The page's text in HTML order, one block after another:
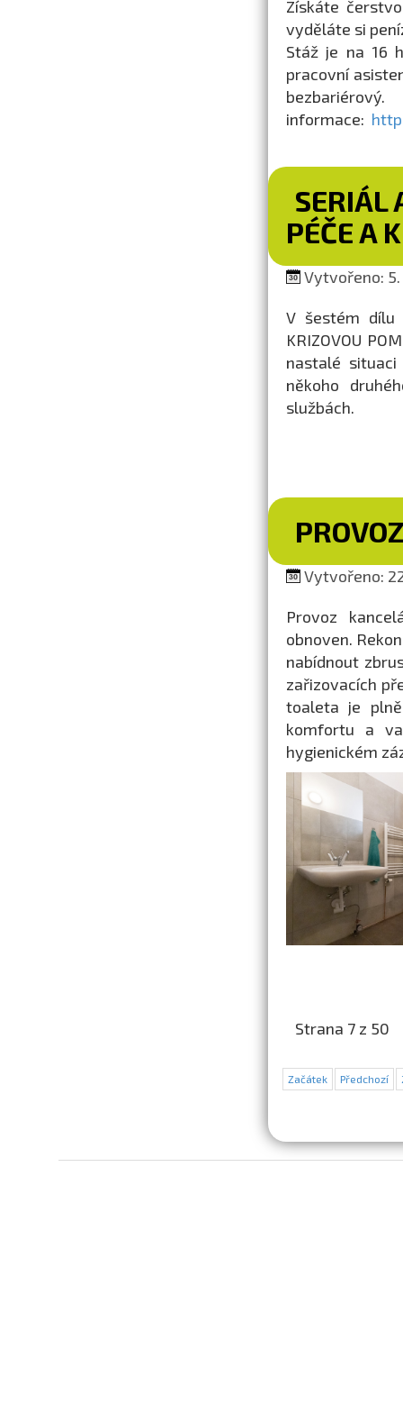
Získáte
vyděláte si
Stáž je na 16
pracovní
informace:
SERIÁL
PÉČE A
Vytvořeno: 5.
V šestém dílu
KRIZOVOU
nastalé
někoho
službách.
Vytvořeno:
Provoz
obnoven.
nabídnout
zařizovacích
toaleta je
komfortu a
hygienickém
Strana 7 z 50
Začátek Předchozí